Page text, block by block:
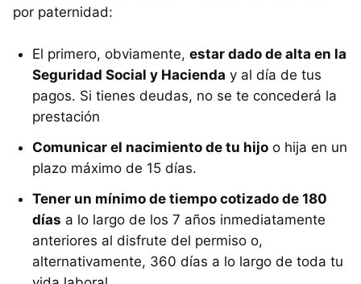
por paternidad:
El primero, obviamente, estar dado de alta en la
Seguridad Social y Hacienda y al día de tus
pagos. Si tienes deudas, no se te concederá la
prestación
Comunicar el nacimiento de tu hijo o hija en un
plazo máximo de 15 días.
Tener un mínimo de tiempo cotizado de 180
días a lo largo de los 7 años inmediatamente
anteriores al disfrute del permiso o,
alternativamente, 360 días a lo largo de toda tu